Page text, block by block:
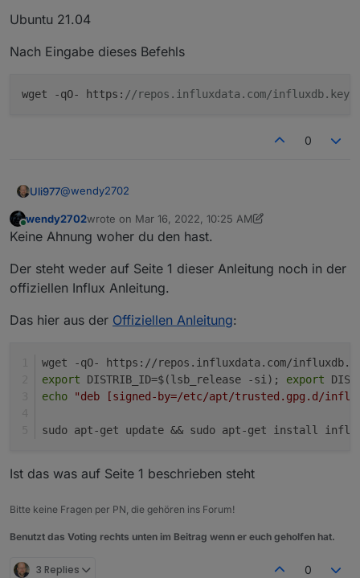
Welches OS und nach welchem Befehl genau
Ubuntu 21.04
Nach Eingabe dieses Befehls
wget -qO- https: //repos.influxdata.com/influxdb.key
0
Uli977@wendy2702
Ubuntu 21.04
Online
wendy2702wrote on Mar 16, 2022, 10:25 AM
last edited by wendy2702Mar 16, 2022, 11:26 AM
Keine Ahnung woher du den hast.
Der steht weder auf Seite 1 dieser Anleitung noch in der
offiziellen Influx Anleitung.
Das hier aus der Offiziellen Anleitung:
wget -qO- https://repos.influxdata.com/
export DISTRIB_ID=$(lsb_release -si); export
echo
"deb [signed-by=/etc/apt/trusted.gpg.d/
sudo apt-get update && sudo apt-get install
Ist das was auf Seite 1 beschrieben steht
Bitte keine Fragen per PN, die gehören ins Forum!
Benutzt das Voting rechts unten im Beitrag wenn er euch geholfen hat.
3 Replies 0